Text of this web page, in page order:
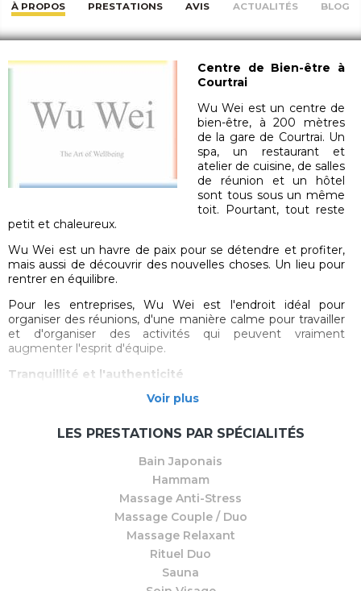
À PROPOS PRESTATIONS AVIS ACTUALITÉS BLOG
Centre de Bien-être à
Courtrai
Wu Wei est un centre de
bien-être, à 200 mètres
de la gare de Courtrai. Un
spa, un restaurant et
atelier de cuisine, de salles
de réunion et un hôtel
sont tous sous un même
toit. Pourtant, tout reste
petit et chaleureux.
Wu Wei est un havre de paix pour se détendre et profiter,
mais aussi de découvrir des nouvelles choses. Un lieu pour
rentrer en équilibre.
Pour les entreprises, Wu Wei est l'endroit idéal pour
organiser des réunions, d'une manière calme pour travailler
et d'organiser des activités qui peuvent vraiment
augmenter l'esprit d'équipe.
Tranquillité et l'authenticité
Bien-être au Wu Wei est un peu différent. Le maillot de
atmosphère spécifique. Mais aussi l'architecture a sa
assurent la paix. Pas de cloches et de sifflets, mais un spa
Au sein et autour du grand jardin intérieur, les bains
intérieurs et extérieurs à 32 degrés, le hammam
traditionnel, les trois saunas originaux, les douches
sensorielles et le bain japonais vous assurent chaque saison
une expérience de bien-être parfaite. Public ou privé !
Voir plus
LES PRESTATIONS PAR SPÉCIALITÉS
Bain Japonais
Hammam
Massage Anti-Stress
Massage Couple / Duo
Massage Relaxant
Rituel Duo
Sauna